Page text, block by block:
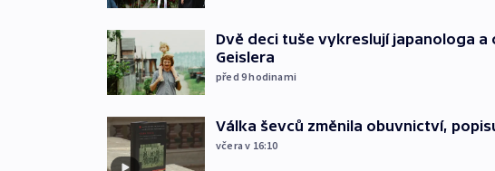
Dvě deci tuše vykreslují japanologa a
Geislera
před 9hodinami
Válka ševců změnila obuvnictví,
včera v 16:10